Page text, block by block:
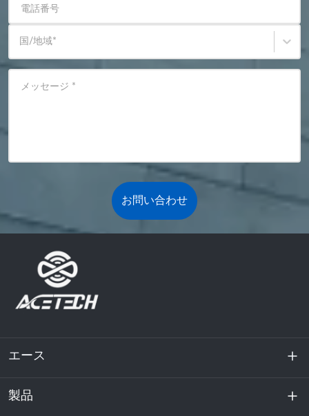
電話番号
国/地域*
メッセージ *
お問い合わせ
エース
私たちに関しては
製品